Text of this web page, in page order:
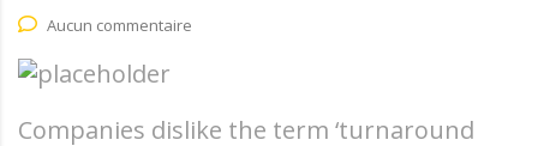
Aucun commentaire
Companies dislike the term ‘turnaround